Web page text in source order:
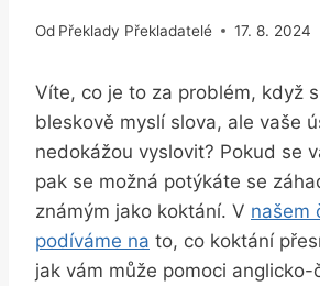
Od Překlady Překladatelé 17. 8. 2024
Víte, co je to za problém, když
bleskově myslí slova, ale vaše
nedokážou vyslovit? Pokud se
pak se možná potýkáte se
známým jako koktání. V našem
podíváme na to, co koktání
jak vám může pomoci